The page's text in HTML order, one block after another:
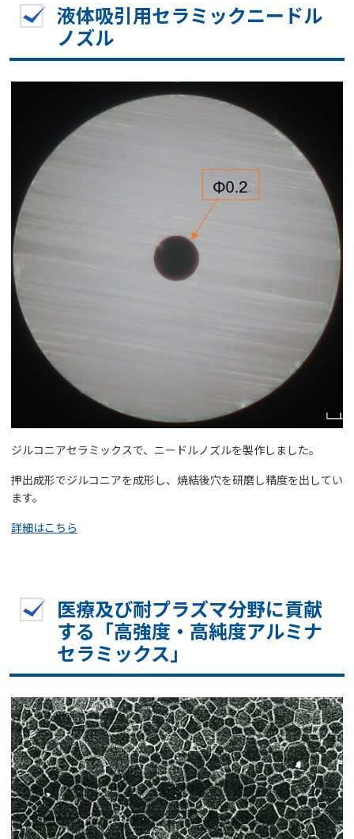
液体吸引用セラミックニードル
ノズル
ジルコニアセラミックスで、ニードルノズルを製作しました。
押出成形でジルコニアを成形し、焼結後穴を研磨し精度を出してい
ます。
詳細はこちら
医療及び耐プラズマ分野に貢献
する「高強度・高純度アルミナ
セラミックス」